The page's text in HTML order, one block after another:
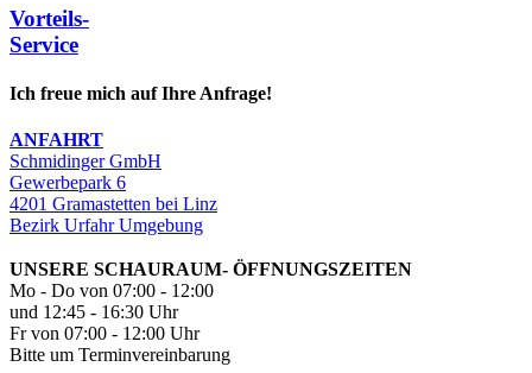
Vorteils-
Service
Ich freue mich auf Ihre Anfrage!
ANFAHRT
Schmidinger GmbH
Gewerbepark 6
4201 Gramastetten bei Linz
Bezirk Urfahr Umgebung
UNSERE SCHAURAUM- ÖFFNUNGSZEITEN
Mo - Do von 07:00 - 12:00
und 12:45 - 16:30 Uhr
Fr von 07:00 - 12:00 Uhr
Bitte um Terminvereinbarung